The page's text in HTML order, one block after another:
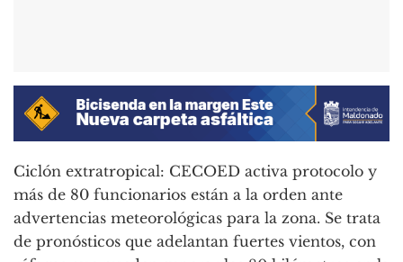
Ciclón extratropical: CECOED activa protocolo y
más de 80 funcionarios están a la orden ante
advertencias meteorológicas para la zona. Se trata
de pronósticos que adelantan fuertes vientos, con